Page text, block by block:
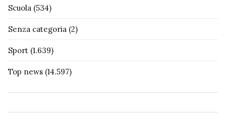
Scuola (534)
Senza categoria (2)
Sport (1.639)
Top news (14.597)